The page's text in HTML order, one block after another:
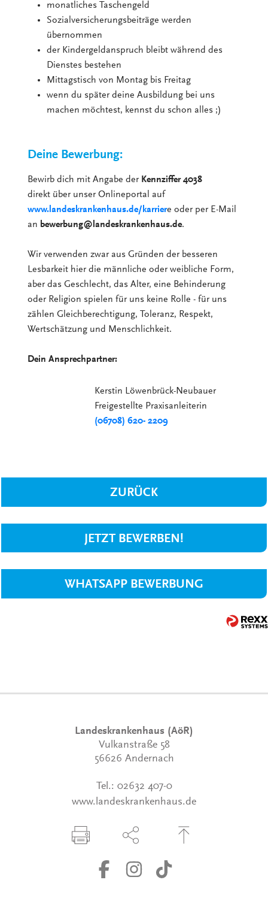
monatliches Taschengeld
Sozialversicherungsbeiträge werden
übernommen
der Kindergeldanspruch bleibt während des
Dienstes bestehen
Mittagstisch von Montag bis Freitag
wenn du später deine Ausbildung bei uns
machen möchtest, kennst du schon alles ;)
Deine Bewerbung:
Bewirb dich mit Angabe der Kennziffer 4038
direkt über unser Onlineportal auf
www.landeskrankenhaus.de/karriere oder per E-Mail
an bewerbung@landeskrankenhaus.de.
Wir verwenden zwar aus Gründen der besseren
Lesbarkeit hier die männliche oder weibliche Form,
aber das Geschlecht, das Alter, eine Behinderung
oder Religion spielen für uns keine Rolle - für uns
zählen Gleichberechtigung, Toleranz, Respekt,
Wertschätzung und Menschlichkeit.
Dein Ansprechpartner:
Kerstin Löwenbrück-Neubauer
Freigestellte Praxisanleiterin
(06708) 620- 2209
ZURÜCK
JETZT BEWERBEN!
WHATSAPP BEWERBUNG
Landeskrankenhaus (AöR)
Vulkanstraße 58
56626 Andernach
Tel.: 02632 407-0
www.landeskrankenhaus.de